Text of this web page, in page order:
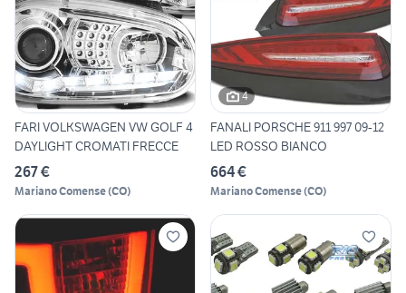
FARI VOLKSWAGEN VW GOLF 4
DAYLIGHT CROMATI FRECCE
267 €
Mariano Comense(CO)
4
FANALI PORSCHE 911 997 09-12
LED ROSSO BIANCO
664 €
Mariano Comense(CO)